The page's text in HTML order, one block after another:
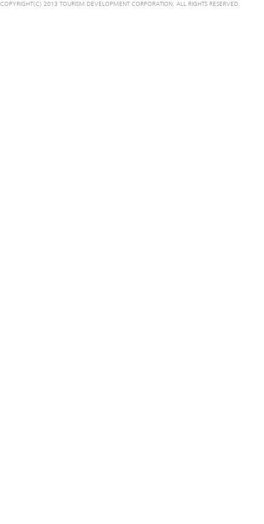
COPYRIGHT(C) 2013 TOURISM DEVELOPMENT CORPORATION. ALL RIGHTS RESERVED.